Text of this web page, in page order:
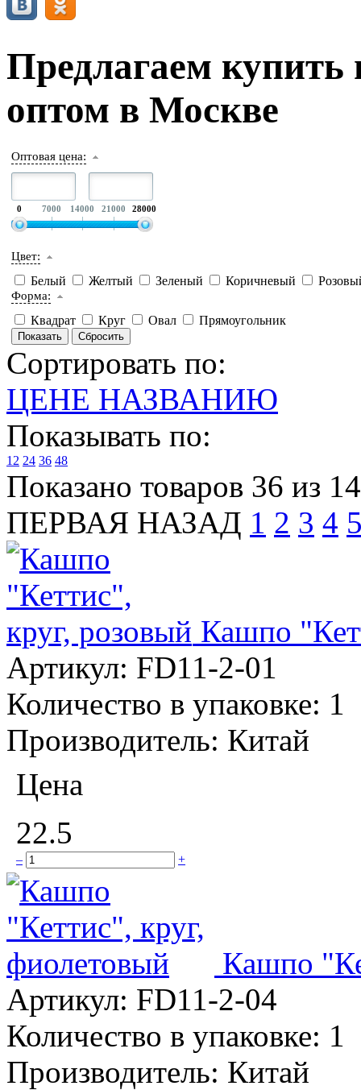
Предлагаем
оптом в Москве
Оптовая цена:
0 7000 14000 21000 28000
Цвет:
Белый Желтый Зеленый Коричневый
Форма:
Квадрат Круг Овал Прямоугольник
Сортировать по:
ЦЕНЕ НАЗВАНИЮ
Показывать по:
12 24 36 48
Показано товаров 36 из
ПЕРВАЯ НАЗАД 1 2 3 4
Кашпо
Артикул: FD11-2-01
Количество в упаковке: 1
Производитель: Китай
Цена
22.5
– +
Кашпо
Артикул: FD11-2-04
Количество в упаковке: 1
Производитель: Китай